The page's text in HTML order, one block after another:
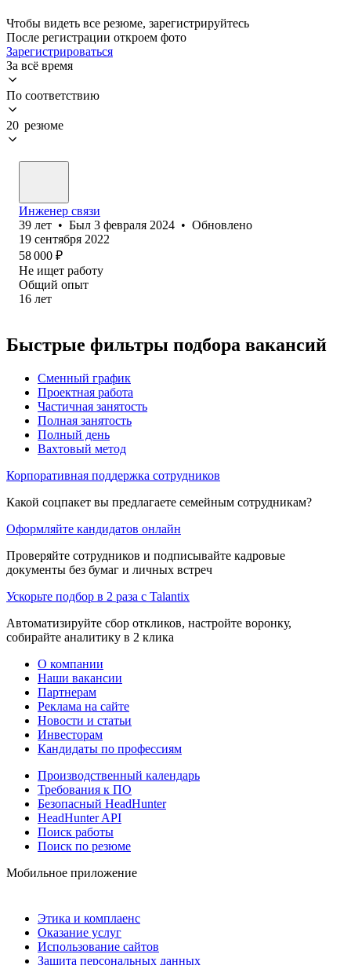
Чтобы видеть все резюме, зарегистрируйтесь
После регистрации откроем фото
Зарегистрироваться
За всё время
По соответствию
20 резюме
Инженер связи
39 лет • Был 3 февраля 2024 • Обновлено
19 сентября 2022
58 000 ₽
Не ищет работу
Общий опыт
16 лет
Быстрые фильтры подбора вакансий
Сменный график
Проектная работа
Частичная занятость
Полная занятость
Полный день
Вахтовый метод
Корпоративная поддержка сотрудников
Какой соцпакет вы предлагаете семейным сотрудникам?
Оформляйте кандидатов онлайн
Проверяйте сотрудников и подписывайте кадровые
документы без бумаг и личных встреч
Ускорьте подбор в 2 раза с Talantix
Автоматизируйте сбор откликов, настройте воронку,
собирайте аналитику в 2 клика
О компании
Наши вакансии
Партнерам
Реклама на сайте
Новости и статьи
Инвесторам
Кандидаты по профессиям
Производственный календарь
Требования к ПО
Безопасный HeadHunter
HeadHunter API
Поиск работы
Поиск по резюме
Мобильное приложение
Этика и комплаенс
Оказание услуг
Использование сайтов
Защита персональных данных